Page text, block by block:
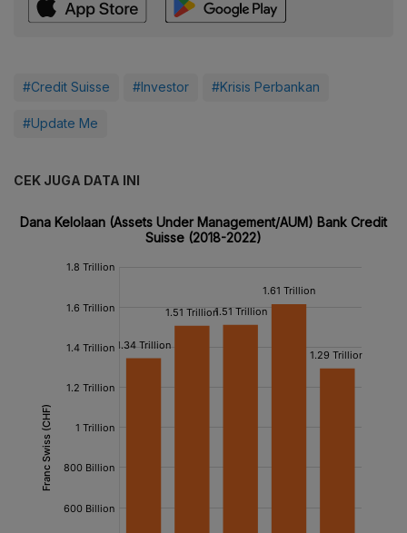
#Credit Suisse #Investor #Krisis Perbankan
#Update Me
CEK JUGA DATA INI